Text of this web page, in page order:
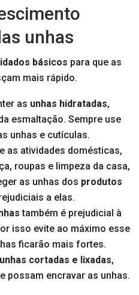
unhas
básicos para que as
mais rápido.
as unhas hidratadas,
esmaltação. Sempre use
unhas e cutículas.
as atividades domésticas,
roupas e limpeza da casa,
as unhas dos produtos
a elas.
também é prejudicial à
isso evite ao máximo esse
ficarão mais fortes.
unhas cortadas e lixadas,
possam encravar as unhas.